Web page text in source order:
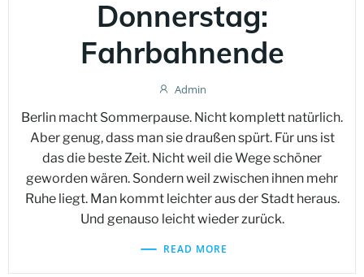
Donnerstag:
Fahrbahnende
Admin
Berlin macht Sommerpause. Nicht komplett natürlich.
Aber genug, dass man sie draußen spürt. Für uns ist
das die beste Zeit. Nicht weil die Wege schöner
geworden wären. Sondern weil zwischen ihnen mehr
Ruhe liegt. Man kommt leichter aus der Stadt heraus.
Und genauso leicht wieder zurück.
READ MORE